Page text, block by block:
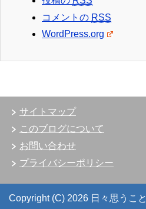
コメントの RSS
WordPress.org
サイトマップ
このブログについて
お問い合わせ
プライバシーポリシー
Copyright (C) 2026 日々思うこと